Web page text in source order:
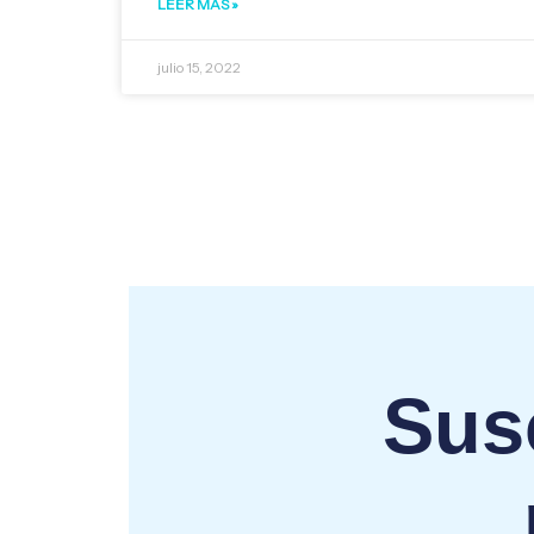
LEER MÁS »
julio 15, 2022